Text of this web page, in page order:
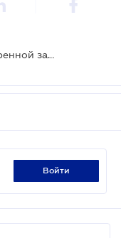
Морские порты вошли в режим ускоренной защиты наравне с энергетикой и железной дорогой
войти